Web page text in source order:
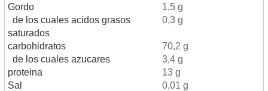
Gordo
1,5 g
de los cuales acidos grasos
saturados
0,3 g
carbohidratos
70,2 g
de los cuales azucares
3,4 g
proteina
13 g
Sal
0,01 g